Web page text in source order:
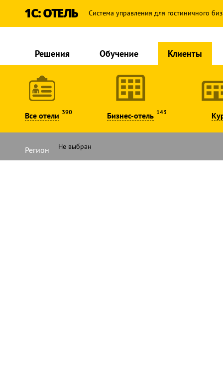
1С: ОТЕЛЬ Система управления для гостиничного
Решения Обучение Клиенты
Все отели 390 Бизнес-отель 143
Регион